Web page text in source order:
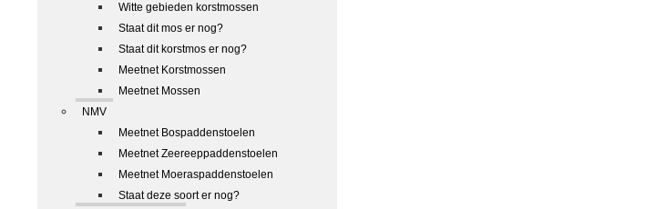
Witte gebieden korstmossen
Staat dit mos er nog?
Staat dit korstmos er nog?
Meetnet Korstmossen
Meetnet Mossen
NMV
Meetnet Bospaddenstoelen
Meetnet Zeereeppaddenstoelen
Meetnet Moeraspaddenstoelen
Staat deze soort er nog?